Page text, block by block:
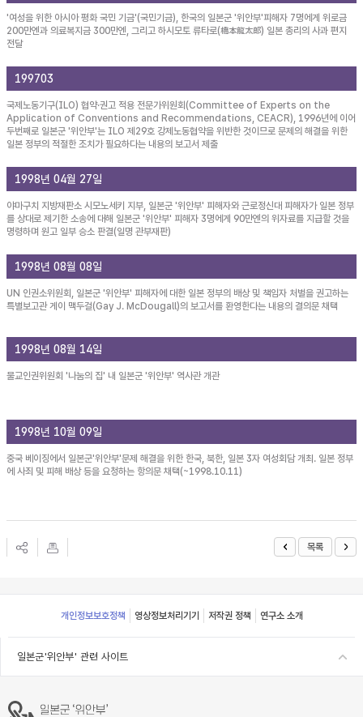
'여성을 위한 아시아 평화 국민 기금'(국민기금), 한국의 일본군 '위안부'피해자 7명에게 위로금
200만엔과 의료복지금 300만엔, 그리고 하시모토 류타로(橋本龍太郞) 일본 총리의 사과 편지
전달
199703
국제노동기구(ILO) 협약·권고 적용 전문가위원회(Committee of Experts on the
Application of Conventions and Recommendations, CEACR), 1996년에 이어
두번째로 일본군 '위안부'는 ILO 제29호 강제노동협약을 위반한 것이므로 문제의 해결을 위한
일본 정부의 적절한 조치가 필요하다는 내용의 보고서 제출
1998년 04월 27일
야마구치 지방재판소 시모노세키 지부, 일본군 '위안부' 피해자와 근로정신대 피해자가 일본 정부
를 상대로 제기한 소송에 대해 일본군 '위안부' 피해자 3명에게 90만엔의 위자료를 지급할 것을
명령하며 원고 일부 승소 판결(일명 관부재판)
1998년 08월 08일
UN 인권소위원회, 일본군 '위안부' 피해자에 대한 일본 정부의 배상 및 책임자 처벌을 권고하는
특별보고관 게이 맥두걸(Gay J. McDougall)의 보고서를 환영한다는 내용의 결의문 채택
1998년 08월 14일
불교인권위원회 '나눔의 집' 내 일본군 '위안부' 역사관 개관
1998년 10월 09일
중국 베이징에서 일본군'위안부'문제 해결을 위한 한국, 북한, 일본 3자 여성회담 개최. 일본 정부
에 사죄 및 피해 배상 등을 요청하는 항의문 채택(~1998.10.11)
목록
Footer
개인정보보호정책 영상정보처리기기 저작권 정책 연구소 소개
일본군'위안부' 관련 사이트